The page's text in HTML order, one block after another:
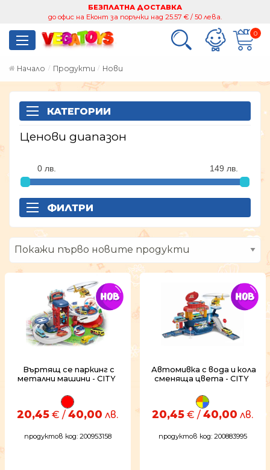
БЕЗПЛАТНА ДОСТАВКА
до офис на Еконт за поръчки над 25.57 € / 50 лева.
0
Начало Продукти Нови
КАТЕГОРИИ
Ценови диапазон
ФИЛТРИ
Въртящ се паркинг с
метални машини - CITY
20,45 € / 40,00 лв.
продуктов код: 200953158
Автомивка с вода и кола
сменяща цвета - CITY
20,45 € / 40,00 лв.
продуктов код: 200883995